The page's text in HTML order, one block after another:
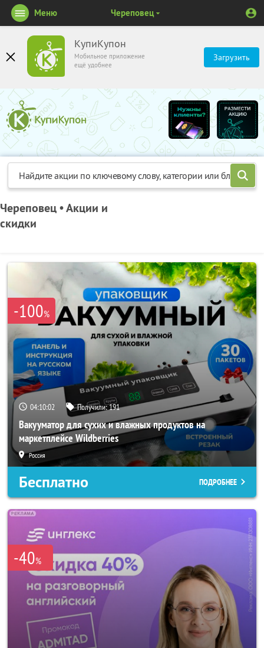
КупиКупон
Мобильное приложение
ещё удобнее
Загрузить
Меню Череповец
Череповец • Акции и
скидки
-100%
04:10:00 Получили:191
Вакууматор для сухих и влажных продуктов на
маркетплейсе Wildberries
Россия
Бесплатно ПОДРОБНЕЕ
-40%